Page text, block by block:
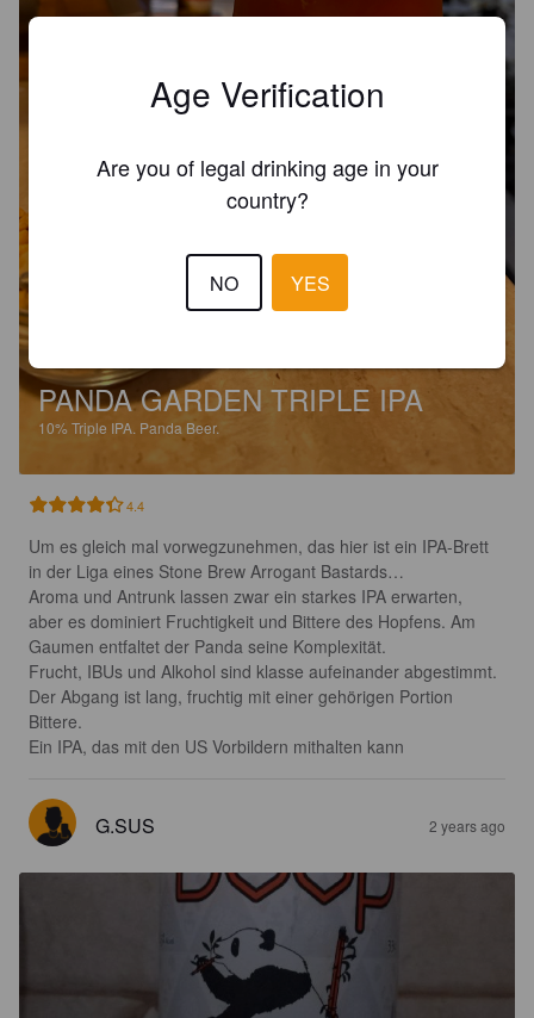
PANDA GARDEN TRIPLE IPA
10%Triple IPA. Panda Beer.
4.4
Um es gleich mal vorwegzunehmen, das hier ist ein IPA-Brett
in der Liga eines Stone Brew Arrogant Bastards…
Aroma und Antrunk lassen zwar ein starkes IPA erwarten,
aber es dominiert Fruchtigkeit und Bittere des Hopfens. Am
Gaumen entfaltet der Panda seine Komplexität.
Frucht, IBUs und Alkohol sind klasse aufeinander abgestimmt.
Der Abgang ist lang, fruchtig mit einer gehörigen Portion
Bittere.
Ein IPA, das mit den US Vorbildern mithalten kann
G.SUS 2 years ago
Age Verification
Are you of legal drinking age in your
country?
NO YES